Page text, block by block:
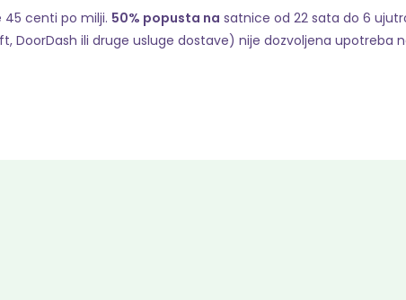
45 centi po milji. 50% popusta na satnice od 22 sata do 6
DoorDash ili druge usluge dostave) nije dozvoljena upotreba